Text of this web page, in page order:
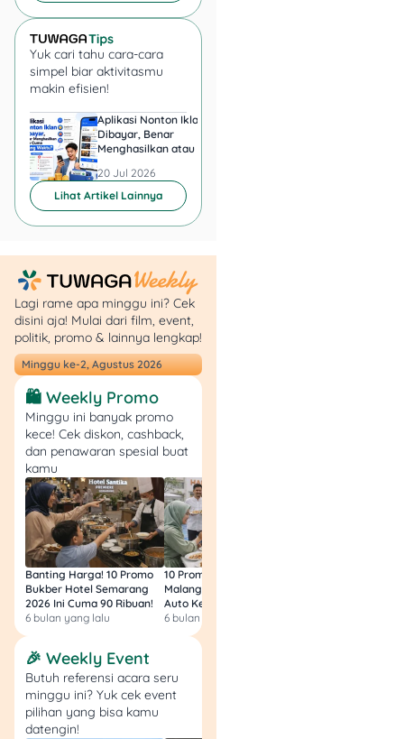
Yuk cari tahu cara-cara
simpel biar aktivitasmu
makin efisien!
Aplikasi Nonton Iklan
Dibayar, Benar
Menghasilkan atau Cuma
20 Jul 2026
Lihat Artikel Lainnya
Lagi rame apa minggu ini? Cek
disini aja! Mulai dari film, event,
politik, promo & lainnya lengkap!
Minggu ke-2, Agustus 2026
🛍️ Weekly Promo
Minggu ini banyak promo
kece! Cek diskon, cashback,
dan penawaran spesial buat
kamu
Banting Harga! 10 Promo
Bukber Hotel Semarang
2026 Ini Cuma 90 Ribuan!
6 bulan yang lalu
10 Promo Bukber Hotel
Malang 2026: Start 75rb,
Auto Kenyang!
6 bulan yang lalu
🎉 Weekly Event
Butuh referensi acara seru
minggu ini? Yuk cek event
pilihan yang bisa kamu
datengin!